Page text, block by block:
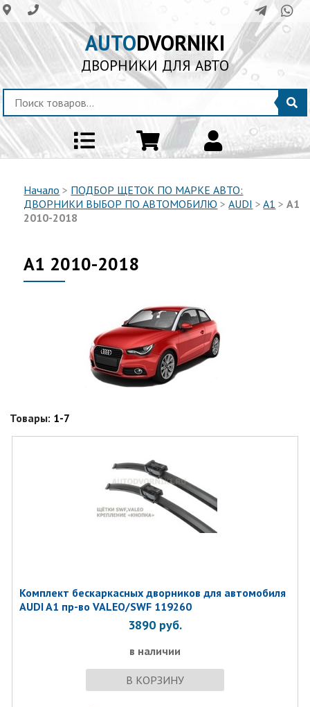
AUTODVORNIKI
ДВОРНИКИ ДЛЯ АВТО
Начало > ПОДБОР ЩЕТОК ПО МАРКЕ АВТО:
ДВОРНИКИ ВЫБОР ПО АВТОМОБИЛЮ >AUDI >A1 >A1
2010-2018
A1 2010-2018
Товары: 1-7
Комплект бескаркаcных дворников для автомобиля
AUDI A1 пр-во VALEO/SWF 119260
3890 руб.
в наличии
В КОРЗИНУ